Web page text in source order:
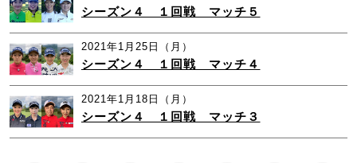
シーズン４ １回戦 マッチ５
2021年1月25日（月）
シーズン４ １回戦 マッチ４
2021年1月18日（月）
シーズン４ １回戦 マッチ３